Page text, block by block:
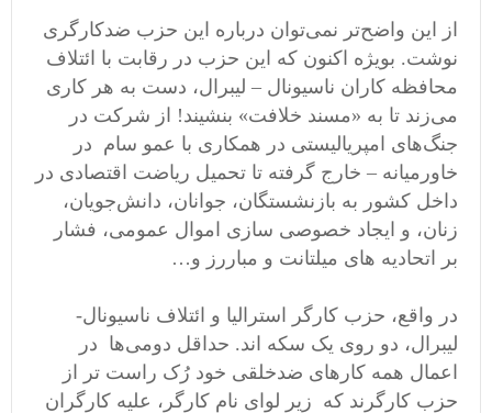
از این واضح‌تر نمی‌توان درباره این حزب ضدکارگری
نوشت. بویژه اکنون که این حزب در رقابت با ائتلاف
محافظه کاران ناسیونال – لیبرال، دست به هر کاری
می‌زند تا به «مسند خلافت» بنشیند! از شرکت در
جنگ‌های امپریالیستی در همکاری با عمو سام در
خاورمیانه – خارج گرفته تا تحمیل ریاضت اقتصادی در
داخل کشور به بازنشستگان، جوانان، دانش‌جویان،
زنان، و ایجاد خصوصی سازی اموال عمومی، فشار
بر اتحادیه های میلتانت و مباررز و…
در واقع، حزب کارگر استرالیا و ائتلاف ناسیونال-
لیبرال، دو روی یک سکه اند. حداقل دومی‌ها در
اعمال همه کارهای ضدخلقی خود رُک راست تر از
حزب کارگرند که زیر لوای نام کارگر، علیه کارگران